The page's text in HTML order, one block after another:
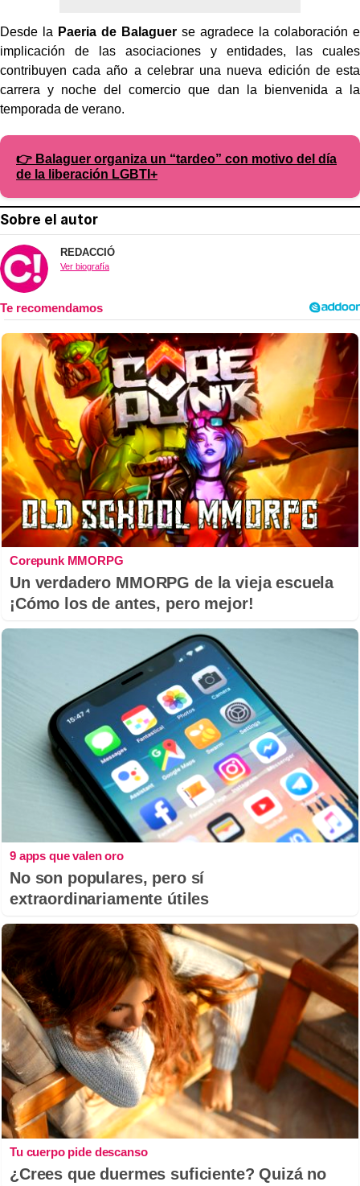
Desde la Paeria de Balaguer se agradece la colaboración e
implicación de las asociaciones y entidades, las cuales
contribuyen cada año a celebrar una nueva edición de esta
carrera y noche del comercio que dan la bienvenida a la
temporada de verano.
👉 Balaguer organiza un “tardeo” con motivo del día
de la liberación LGBTI+
Sobre el autor
REDACCIÓ
Ver biografía
Corepunk MMORPG
Un verdadero MMORPG de la vieja escuela
¡Cómo los de antes, pero mejor!
9 apps que valen oro
No son populares, pero sí
extraordinariamente útiles
Tu cuerpo pide descanso
¿Crees que duermes suficiente? Quizá no